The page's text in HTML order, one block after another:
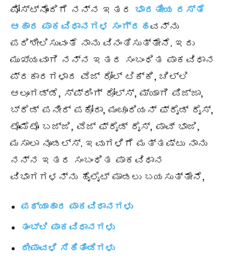
ಪೋಸ್ಟ್‌ನೊಂದಿಗೆ ನನ್ನ ಇತರ ಭಾರತೀಯ ರಸ್ತೆ
ಆಹಾರ ಪಾಕವಿಧಾನಗಳ ಸಂಗ್ರಹವನ್ನು
ಪರಿಶೀಲಿಸುವಂತೆ ನಾನು ವಿನಂತಿಸುತ್ತೇನೆ. ಇದು
ಮುಖ್ಯವಾಗಿ ನನ್ನ ಇತರ ಸಂಬಂಧಿತ ಪಾಕವಿಧಾನ
ಪ್ರಕಾರಗಳಾದ ವೆಜ್ ರೋಲ್ ಟಿಕ್ಕಿ, ಚಿಲ್ಲಿ
ಆಲೂಗಡ್ಡೆ, ಸ್ಪ್ರಿಂಗ್ ರೋಲ್ಸ್, ಮ್ಯಾಗಿ ಪಿಜ್ಜಾ,
ಬ್ರೆಡ್ ಪನೀರ್ ಪಕೋರಾ, ಮಂಚೂರಿಯನ್ ಫ್ರೈಡ್ ರೈಸ್,
ಟೊಮೆಟೊ ಬಜ್ಜಿ, ವೆಜ್ ಫ್ರೈಡ್ ರೈಸ್, ಪಾವ್ ಭಾಜಿ,
ಮಸಾಲಾ ನೂಡಲ್ಸ್. ಇವುಗಳಿಗೆ ಮತ್ತಷ್ಟು ನಾನು
ನನ್ನ ಇತರ ಸಂಬಂಧಿತ ಪಾಕವಿಧಾನ
ವಿಭಾಗಗಳನ್ನು ಹೈಲೈಟ್ ಮಾಡಲು ಬಯಸುತ್ತೇನೆ,
ಪಥ್ಯಾಹಾರ ಪಾಕವಿಧಾನಗಳು
ತಂಬ್ಲಿ ಪಾಕವಿಧಾನಗಳು
ದೀಪಾವಳಿ ಸಿಹಿತಿಂಡಿಗಳು